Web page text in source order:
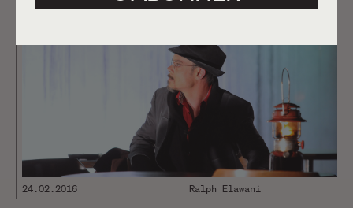
24.02.2016 Ralph Elawani